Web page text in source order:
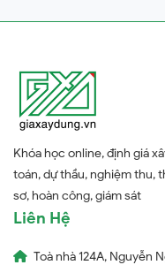
Khóa học online, định giá
toán, dự thầu, nghiệm thu,
sơ, hoàn công, giám sát
Liên Hệ
Toà nhà 124A, Nguyễn